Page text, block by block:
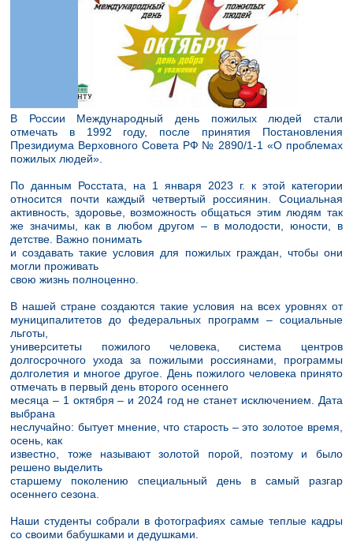
В России Международный день пожилых людей стали
отмечать в 1992 году, после принятия Постановления
Президиума Верховного Совета РФ № 2890/1-1 «О проблемах
пожилых людей».
По данным Росстата, на 1 января 2023 г. к этой категории
относится почти каждый четвертый россиянин. Социальная
активность, здоровье, возможность общаться этим людям так
же значимы, как в любом другом – в молодости, юности, в
детстве. Важно понимать
и создавать такие условия для пожилых граждан, чтобы они
могли проживать
свою жизнь полноценно.
В нашей стране создаются такие условия на всех уровнях от
муниципалитетов до федеральных программ – социальные
льготы,
университеты пожилого человека, система центров
долгосрочного ухода за пожилыми россиянами, программы
долголетия и многое другое. День пожилого человека принято
отмечать в первый день второго осеннего
месяца – 1 октября – и 2024 год не станет исключением. Дата
выбрана
неслучайно: бытует мнение, что старость – это золотое время,
осень, как
известно, тоже называют золотой порой, поэтому и было
решено выделить
старшему поколению специальный день в самый разгар
осеннего сезона.
Наши студенты собрали в фотографиях самые теплые кадры
со своими бабушками и дедушками.